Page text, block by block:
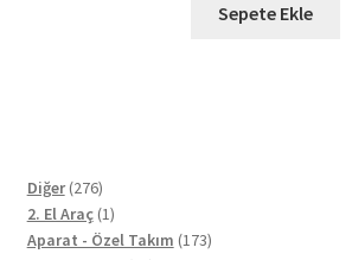
Sepete Ekle
Diğer 276276
ürün
2. El Araç 11
ürün
Aparat - Özel Takım 173173